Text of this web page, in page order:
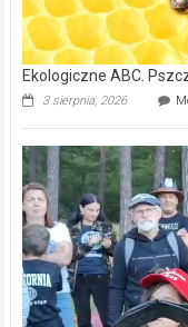
Ekologiczne ABC.
3 sierpnia, 2026